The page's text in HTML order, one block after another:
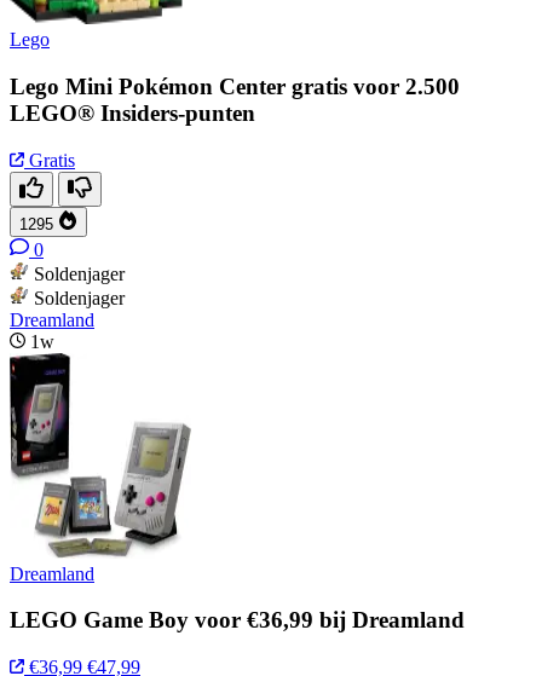
Lego
Lego Mini Pokémon Center gratis voor 2.500
LEGO® Insiders-punten
Gratis
1295
0
Soldenjager
Soldenjager
Dreamland
1w
Dreamland
LEGO Game Boy voor €36,99 bij Dreamland
€36,99 €47,99